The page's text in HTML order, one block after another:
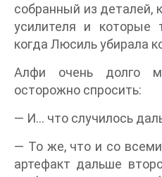
собранный из деталей,
усилителя и которые
когда Люсиль убирала
Алфи очень долго
осторожно спросить:
— И… что случилось
— То же, что и со
артефакт дальше